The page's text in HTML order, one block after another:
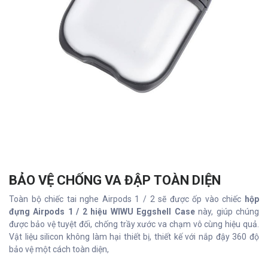
BẢO VỆ CHỐNG VA ĐẬP TOÀN DIỆN
Toàn bộ chiếc tai nghe Airpods 1 / 2 sẽ được ốp vào chiếc hộp
đựng Airpods 1 / 2 hiệu WIWU Eggshell Casenày, giúp chúng
được bảo vệ tuyệt đối, chống trầy xước va chạm vô cùng hiệu quả.
Vật liệu silicon không làm hại thiết bị, thiết kế với nắp đậy 360 độ
bảo vệ một cách toàn diện,